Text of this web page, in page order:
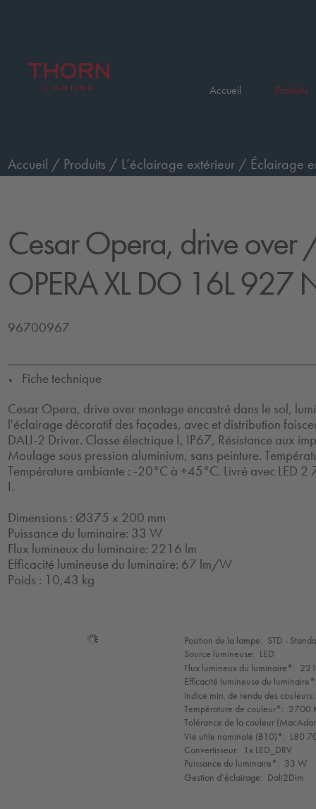
Accueil Produits
Accueil / Produits / L’éclairage extérieur / Éclairage
Cesar Opera, drive over/
OPERA XL DO 16L 927
96700967
▼
Fiche technique
Cesar Opera, drive over montage encastré dans le sol,
l'éclairage décoratif des façades, avec et distribution
DALI-2 Driver. Classe électrique I, IP67, Résistance aux
Moulage sous pression aluminium, sans peinture.
Température ambiante : -20°C à +45°C. Livré avec LED 2
I.
Dimensions : Ø375 x 200 mm
Puissance du luminaire: 33 W
Flux lumineux du luminaire: 2216 lm
Efficacité lumineuse du luminaire: 67 lm/W
Poids : 10,43 kg
Sélection
de
mode
Position de la lampe: STD -
Source lumineuse: LED
Flux lumineux du luminaire*:
Efficacité lumineuse du
Indice min. de rendu des couleurs:
Température de couleur*: 2700
Tolérance de la couleur
Vie utile nominale (B10)*: L80
Convertisseur: 1x LED_DRV
Puissance du luminaire*: 33 W
Gestion d’éclairage: Dali2Dim